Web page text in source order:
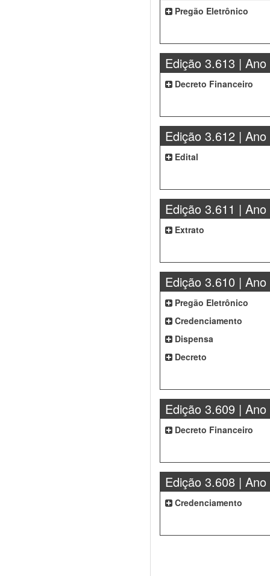
Pregão Eletrônico
Edição 3.613 | Ano
Decreto Financeiro
Edição 3.612 | Ano
Edital
Edição 3.611 | Ano
Extrato
Edição 3.610 | Ano
Pregão Eletrônico
Credenciamento
Dispensa
Decreto
Edição 3.609 | Ano
Decreto Financeiro
Edição 3.608 | Ano
Credenciamento